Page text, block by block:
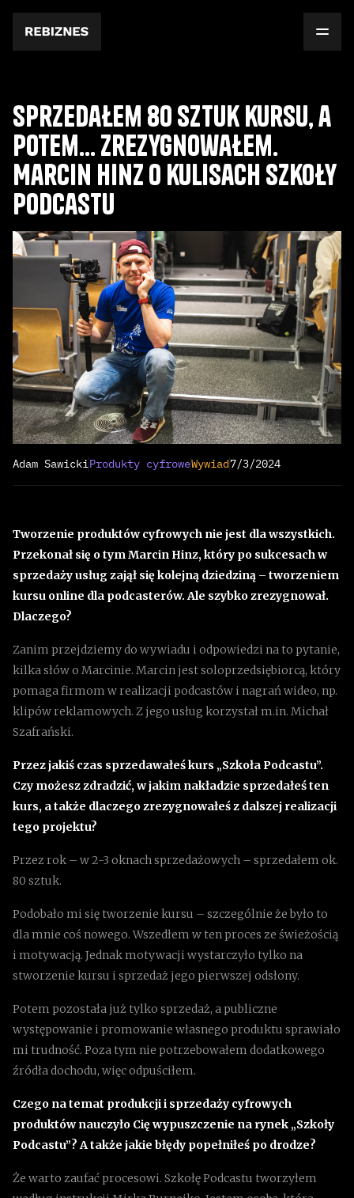
Sprzedałem 80 sztuk kursu, a
potem... zrezygnowałem.
Marcin Hinz o kulisach Szkoły
Podcastu
Adam SawickiProdukty cyfroweWywiad7/3/2024
Tworzenie produktów cyfrowych nie jest dla wszystkich.
Przekonał się o tym Marcin Hinz, który po sukcesach w
sprzedaży usług zajął się kolejną dziedziną – tworzeniem
kursu online dla podcasterów. Ale szybko zrezygnował.
Dlaczego?
Zanim przejdziemy do wywiadu i odpowiedzi na to pytanie,
kilka słów o Marcinie. Marcin jest soloprzedsiębiorcą, który
pomaga firmom w realizacji podcastów i nagrań wideo, np.
klipów reklamowych. Z jego usług korzystał m.in. Michał
Szafrański.
Przez jakiś czas sprzedawałeś kurs „Szkoła Podcastu”.
Czy możesz zdradzić, w jakim nakładzie sprzedałeś ten
kurs, a także dlaczego zrezygnowałeś z dalszej realizacji
tego projektu?
Przez rok – w 2-3 oknach sprzedażowych – sprzedałem ok.
80 sztuk.
Podobało mi się tworzenie kursu – szczególnie że było to
dla mnie coś nowego. Wszedłem w ten proces ze świeżością
i motywacją. Jednak motywacji wystarczyło tylko na
stworzenie kursu i sprzedaż jego pierwszej odsłony.
Potem pozostała już tylko sprzedaż, a publiczne
występowanie i promowanie własnego produktu sprawiało
mi trudność. Poza tym nie potrzebowałem dodatkowego
źródła dochodu, więc odpuściłem.
Czego na temat produkcji i sprzedaży cyfrowych
produktów nauczyło Cię wypuszczenie na rynek „Szkoły
Podcastu”? A także jakie błędy popełniłeś po drodze?
Że warto zaufać procesowi. Szkołę Podcastu tworzyłem